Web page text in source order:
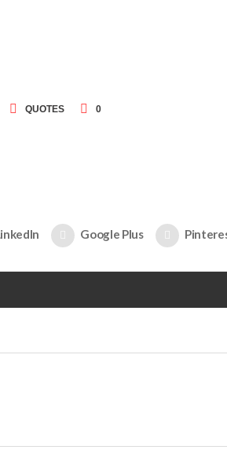
QUOTES 0
Google Plus